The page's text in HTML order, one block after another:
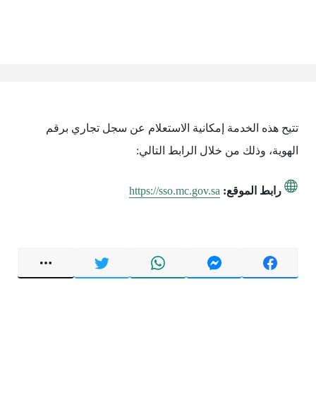
تتيح هذه الخدمة إمكانية الاستعلام عن سجل تجاري برقم
الهوية، وذلك من خلال الرابط التالي:
رابط الموقع: https://sso.mc.gov.sa